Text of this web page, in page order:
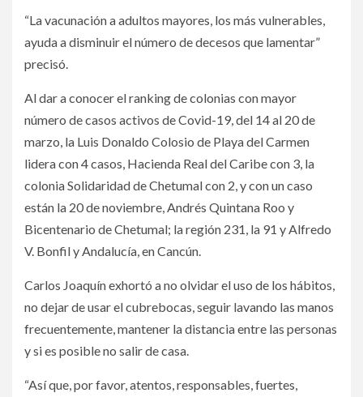
“La vacunación a adultos mayores, los más vulnerables,
ayuda a disminuir el número de decesos que lamentar”
precisó.
Al dar a conocer el ranking de colonias con mayor
número de casos activos de Covid-19, del 14 al 20 de
marzo, la Luis Donaldo Colosio de Playa del Carmen
lidera con 4 casos, Hacienda Real del Caribe con 3, la
colonia Solidaridad de Chetumal con 2, y con un caso
están la 20 de noviembre, Andrés Quintana Roo y
Bicentenario de Chetumal; la región 231, la 91 y Alfredo
V. Bonfil y Andalucía, en Cancún.
Carlos Joaquín exhortó a no olvidar el uso de los hábitos,
no dejar de usar el cubrebocas, seguir lavando las manos
frecuentemente, mantener la distancia entre las personas
y si es posible no salir de casa.
“Así que, por favor, atentos, responsables, fuertes,